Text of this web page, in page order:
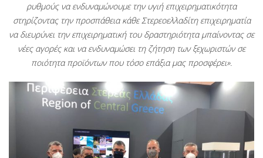
ρυθμούς να ενδυναμώνουμε την υγιή επιχειρηματικότητα
στηρίζοντας την προσπάθεια κάθε Στερεοελλαδίτη επιχειρηματία
να διευρύνει την επιχειρηματική του δραστηριότητα μπαίνοντας σε
νέες αγορές και να ενδυναμώσει τη ζήτηση των ξεχωριστών σε
ποιότητα προϊόντων που τόσο επάξια μας προσφέρει».